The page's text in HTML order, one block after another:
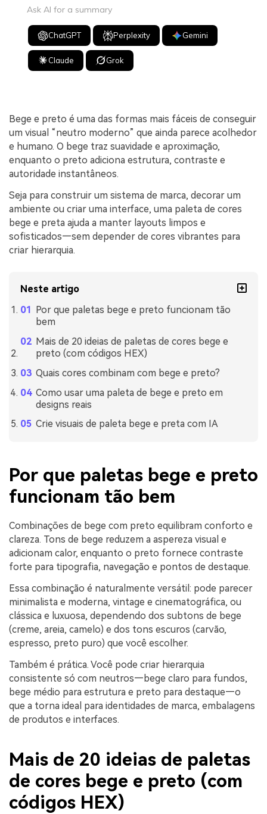
Ask AI for a summary
ChatGPT Perplexity Gemini
Claude Grok
Bege e preto é uma das formas mais fáceis de conseguir
um visual “neutro moderno” que ainda parece acolhedor
e humano. O bege traz suavidade e aproximação,
enquanto o preto adiciona estrutura, contraste e
autoridade instantâneos.
Seja para construir um sistema de marca, decorar um
ambiente ou criar uma interface, uma paleta de cores
bege e preta ajuda a manter layouts limpos e
sofisticados—sem depender de cores vibrantes para
criar hierarquia.
Neste artigo
Por que paletas bege e preto funcionam tão
bem
Mais de 20 ideias de paletas de cores bege e
preto (com códigos HEX)
Quais cores combinam com bege e preto?
Como usar uma paleta de bege e preto em
designs reais
Crie visuais de paleta bege e preta com IA
Por que paletas bege e preto
funcionam tão bem
Combinações de bege com preto equilibram conforto e
clareza. Tons de bege reduzem a aspereza visual e
adicionam calor, enquanto o preto fornece contraste
forte para tipografia, navegação e pontos de destaque.
Essa combinação é naturalmente versátil: pode parecer
minimalista e moderna, vintage e cinematográfica, ou
clássica e luxuosa, dependendo dos subtons de bege
(creme, areia, camelo) e dos tons escuros (carvão,
espresso, preto puro) que você escolher.
Também é prática. Você pode criar hierarquia
consistente só com neutros—bege claro para fundos,
bege médio para estrutura e preto para destaque—o
que a torna ideal para identidades de marca, embalagens
de produtos e interfaces.
Mais de 20 ideias de paletas
de cores bege e preto (com
códigos HEX)